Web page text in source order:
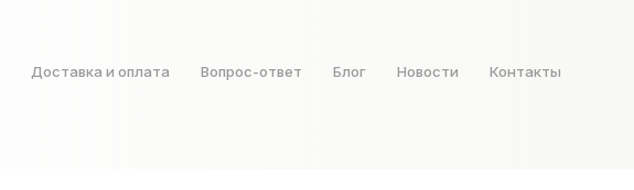
Доставка и оплата Вопрос-ответ Блог Новости Контакты